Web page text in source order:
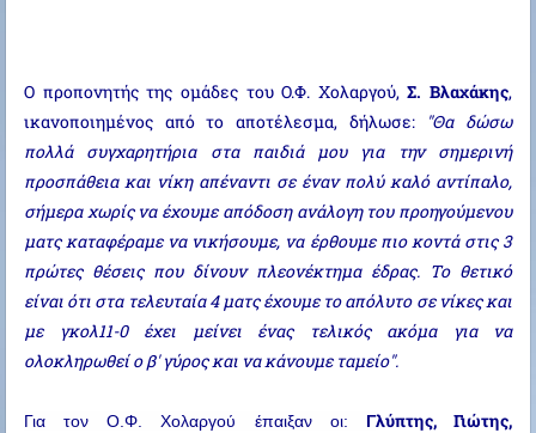
Ο προπονητής της ομάδες του Ο.Φ. Χολαργού,Σ. Βλαχάκης,
ικανοποιημένος από το αποτέλεσμα, δήλωσε:
"Θα δώσω
πολλά συγχαρητήρια στα παιδιά μου για την σημερινή
προσπάθεια και νίκη απέναντι σε έναν πολύ καλό αντίπαλο,
σήμερα χωρίς να έχουμε απόδοση ανάλογη του προηγούμενου
ματς καταφέραμε να νικήσουμε, να έρθουμε πιο κοντά στις 3
πρώτες θέσεις που δίνουν πλεονέκτημα έδρας. Το θετικό
είναι ότι στα τελευταία 4 ματς έχουμε το απόλυτο σε νίκες και
με γκολ11-0 έχει μείνει ένας τελικός ακόμα για να
ολοκληρωθεί ο β' γύρος και να κάνουμε ταμείο".
Για τον Ο.Φ. Χολαργού έπαιξαν οι: Γλύπτης, Γιώτης,